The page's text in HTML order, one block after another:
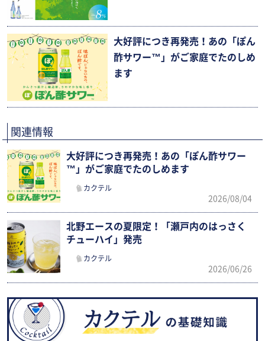
大好評につき再発売！あの「ぽん
酢サワー™」がご家庭でたのしめ
ます
関連情報
大好評につき再発売！あの「ぽん酢サワー
™」がご家庭でたのしめます
カクテル
2026/08/04
北野エースの夏限定！「瀬戸内のはっさく
チューハイ」発売
カクテル
2026/06/26